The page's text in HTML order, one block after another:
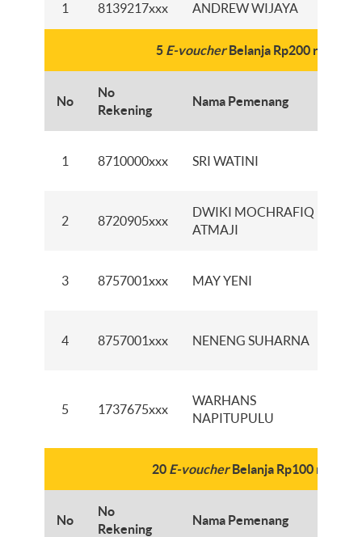
1 8139217xxx ANDREW WIJAYA
5 E-voucherBelanja Rp200 ribu
No
No
Rekening
Nama Pemenang
1 8710000xxx SRI WATINI
2 8720905xxx
DWIKI MOCHRAFIQ
ATMAJI
3 8757001xxx MAY YENI
4 8757001xxx NENENG SUHARNA
5 1737675xxx
WARHANS
NAPITUPULU
20 E-voucherBelanja Rp100 ribu
No
No
Rekening
Nama Pemenang